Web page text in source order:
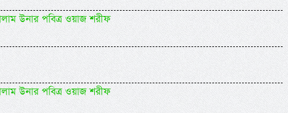
উনার পবিত্র ওয়াজ শরীফ
উনার পবিত্র ওয়াজ শরীফ